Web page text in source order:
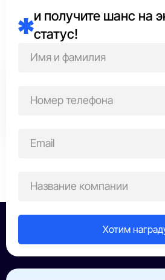
единственного
Все победители ИТ-сфера
и получите шанс на
статус!